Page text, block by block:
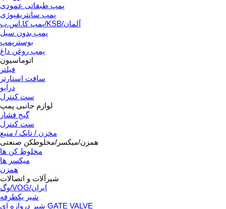
پمپ طبقاتی عمودی
پمپ سانتریفیوژی
پمپ کا.اس.ب/KSB/آلمان
پمپ بدون سیل
بوسترپمپ
پمپ روغن داغ
اتوماسیون
فیلتر
سافت استارتر
درایو
ست کنترل
لوازم جانبی پمپ
گیج فشار
ست کنترل
مخزن / تانک / منبع
همزن/میکسر/مخلوطکن صنعتی
مخلوط کن ها
میکسر ها
همزن
شیرآلات و اتصالات
وگ/VOG/ایران
شیر یکطرفه
شیر دروازه ای GATE VALVE